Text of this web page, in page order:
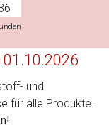
und
für alle Produkte.